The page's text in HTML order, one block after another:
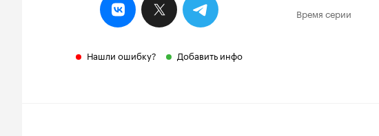
Нашли ошибку? Добавить инфо
Время серии